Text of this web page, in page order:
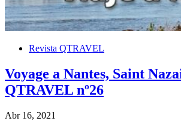
Revista QTRAVEL
Voyage a Nantes, Saint
QTRAVEL nº26
Abr 16, 2021